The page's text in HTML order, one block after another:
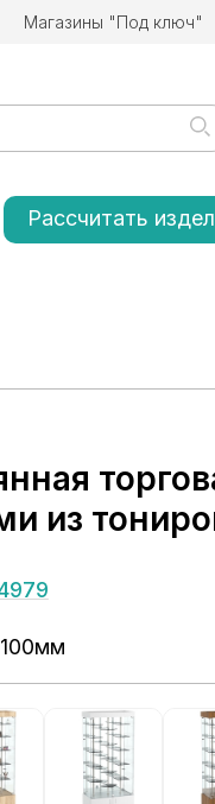
Магазины "Под ключ"
Рассчитать
из